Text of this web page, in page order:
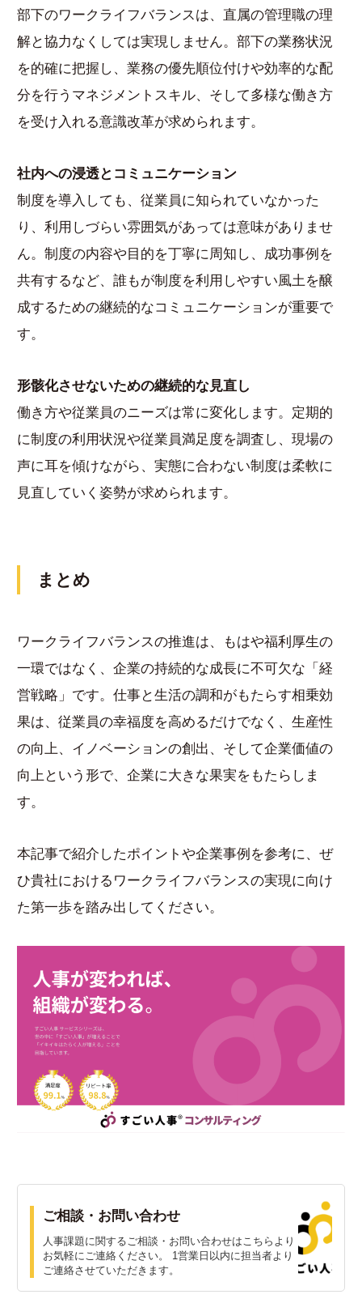
部下のワークライフバランスは、直属の管理職の理
解と協力なくしては実現しません。部下の業務状況
を的確に把握し、業務の優先順位付けや効率的な配
分を行うマネジメントスキル、そして多様な働き方
を受け入れる意識改革が求められます。
社内への浸透とコミュニケーション
制度を導入しても、従業員に知られていなかった
り、利用しづらい雰囲気があっては意味がありませ
ん。制度の内容や目的を丁寧に周知し、成功事例を
共有するなど、誰もが制度を利用しやすい風土を醸
成するための継続的なコミュニケーションが重要で
す。
形骸化させないための継続的な見直し
働き方や従業員のニーズは常に変化します。定期的
に制度の利用状況や従業員満足度を調査し、現場の
声に耳を傾けながら、実態に合わない制度は柔軟に
見直していく姿勢が求められます。
まとめ
ワークライフバランスの推進は、もはや福利厚生の
一環ではなく、企業の持続的な成長に不可欠な「経
営戦略」です。仕事と生活の調和がもたらす相乗効
果は、従業員の幸福度を高めるだけでなく、生産性
の向上、イノベーションの創出、そして企業価値の
向上という形で、企業に大きな果実をもたらしま
す。
本記事で紹介したポイントや企業事例を参考に、ぜ
ひ貴社におけるワークライフバランスの実現に向け
た第一歩を踏み出してください。
ご相談・お問い合わせ
人事課題に関するご相談・お問い合わせはこちらより
お気軽にご連絡ください。 1営業日以内に担当者より
ご連絡させていただきます。